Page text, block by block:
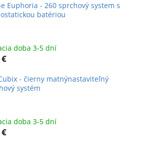
Euphoria - 260 sprchový system s
batériou
doba 3-5 dní
- čierny matnýnastaviteľný
systém
doba 3-5 dní